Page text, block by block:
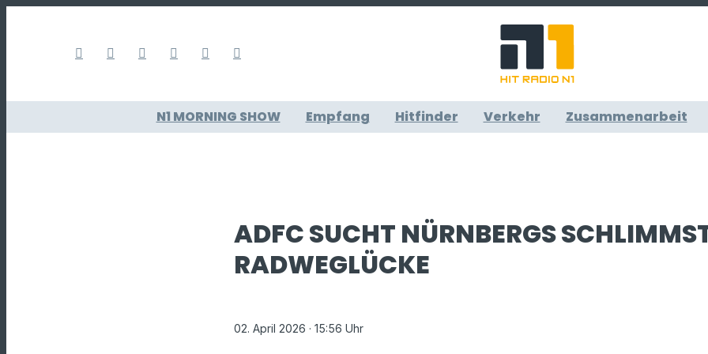
N1 MORNING SHOW Empfang Hitfinder Verkehr Zusammenarbeit
ADFC SUCHT NÜRNBERGS
RADWEGLÜCKE
02. April 2026 · 15:56 Uhr